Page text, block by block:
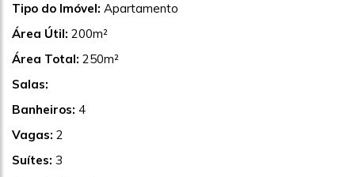
Tipo do Imóvel: Apartamento
Área Útil: 200m²
Área Total: 250m²
Salas:
Banheiros: 4
Vagas: 2
Suítes: 3